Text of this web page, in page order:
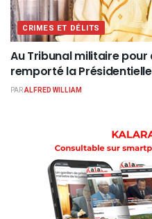
CRIMES ET DÉLITS
Au Tribunal militaire
remporté la Présidentielle
PARALFRED WILLIAM